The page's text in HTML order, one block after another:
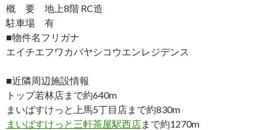
概 要 地上8階 RC造
駐車場 有
■物件名フリガナ
エイチエフワカバヤシコウエンレジデンス
■近隣周辺施設情報
トップ若林店まで約640m
まいばすけっと上馬5丁目店まで約830m
まいばすけっと三軒茶屋駅西店まで約1270m